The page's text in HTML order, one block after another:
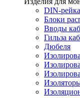
DIN-рейка
Блоки
Вводы
Гильза
Дюбеля